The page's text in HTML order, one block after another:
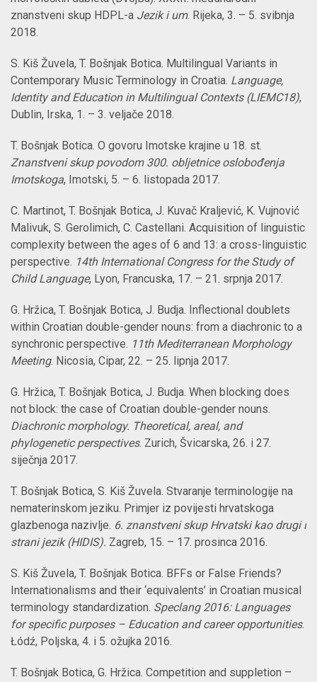
znanstveni skup HDPL-a Jezik i um. Rijeka, 3. – 5. svibnja
2018.
S. Kiš Žuvela, T. Bošnjak Botica. Multilingual Variants in
Contemporary Music Terminology in Croatia. Language,
Identity and Education in Multilingual Contexts (LIEMC18),
Dublin, Irska, 1. – 3. veljače 2018.
T. Bošnjak Botica. O govoru Imotske krajine u 18. st.
Znanstveni skup povodom 300. obljetnice oslobođenja
Imotskoga, Imotski, 5. – 6. listopada 2017.
C. Martinot, T. Bošnjak Botica, J. Kuvač Kraljević, K. Vujnović
Malivuk, S. Gerolimich, C. Castellani. Acquisition of linguistic
complexity between the ages of 6 and 13: a cross-linguistic
perspective. 14th International Congress for the Study of
Child Language, Lyon, Francuska, 17. – 21. srpnja 2017.
G. Hržica, T. Bošnjak Botica, J. Budja. Inflectional doublets
within Croatian double-gender nouns: from a diachronic to a
synchronic perspective. 11th Mediterranean Morphology
Meeting. Nicosia, Cipar, 22. – 25. lipnja 2017.
G. Hržica, T. Bošnjak Botica, J. Budja. When blocking does
not block: the case of Croatian double-gender nouns.
Diachronic morphology. Theoretical, areal, and
phylogenetic perspectives. Zurich, Švicarska, 26. i 27.
siječnja 2017.
T. Bošnjak Botica, S. Kiš Žuvela. Stvaranje terminologije na
nematerinskom jeziku. Primjer iz povijesti hrvatskoga
glazbenoga nazivlje. 6. znanstveni skup Hrvatski kao drugi i
strani jezik (HIDIS). Zagreb, 15. – 17. prosinca 2016.
S. Kiš Žuvela, T. Bošnjak Botica. BFFs or False Friends?
Internationalisms and their ‘equivalents’ in Croatian musical
terminology standardization. Speclang 2016: Languages
for specific purposes – Education and career opportunities.
Łódź, Poljska, 4. i 5. ožujka 2016.
T. Bošnjak Botica, G. Hržica. Competition and suppletion –